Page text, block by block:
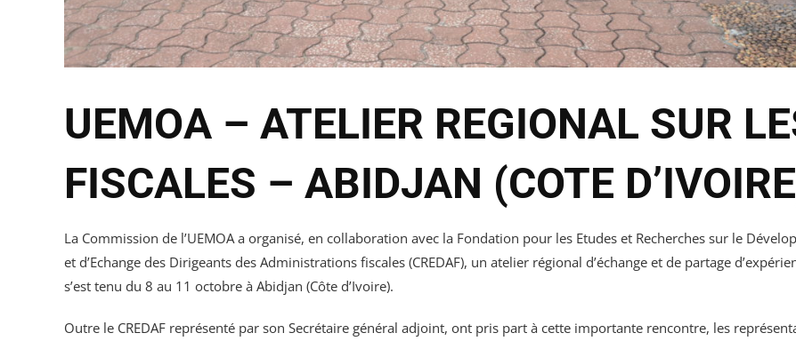
UEMOA – ATELIER REGIONAL SUR
FISCALES – ABIDJAN (COTE
La Commission de l’UEMOA a organisé, en collaboration avec la Fondation pour les Etudes et Recherches sur le
et d’Echange des Dirigeants des Administrations fiscales (CREDAF), un atelier régional d’échange et de partage
s’est tenu du 8 au 11 octobre à Abidjan (Côte d’Ivoire).
Outre le CREDAF représenté par son Secrétaire général adjoint, ont pris part à cette importante rencontre, les